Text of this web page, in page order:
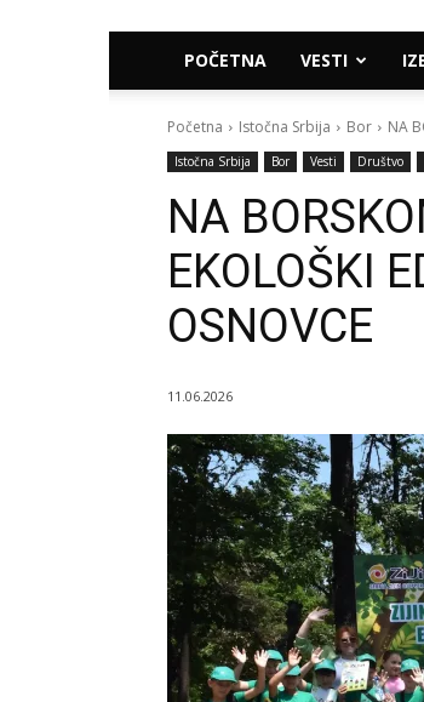
POČETNA VESTI
Početna Istočna Srbija Bor NA
Istočna Srbija Bor Vesti Društvo
NA
EKOLOŠKI
OSNOVCE
11.06.2026